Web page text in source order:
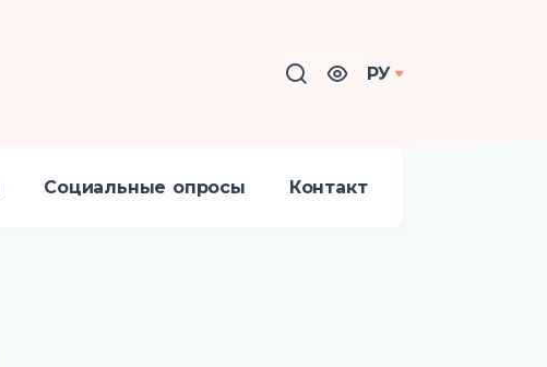
РУ
Социальные опросы Контакт